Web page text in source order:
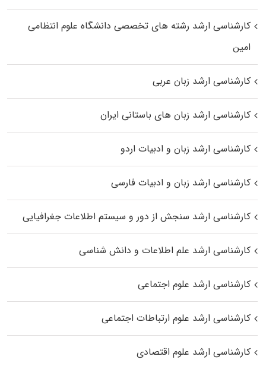
کارشناسی ارشد رﺷﺘﻪ ﻫﺎی تخصصی داﻧﺸﮕﺎه ﻋﻠﻮم انتظامی
اﻣﻴﻦ
کارشناسی ارشد زبان عربی
کارشناسی ارشد زبان‌ های باستانی ایران
کارشناسی ارشد زبان و ادبیات اردو
کارشناسی ارشد زبان و ادبیات فارسی
کارشناسی ارشد سنجش از دور و سیستم اطلاعات جغرافیایی
کارشناسی ارشد علم اطلاعات و دانش شناسی
کارشناسی ارشد علوم اجتماعی
کارشناسی ارشد علوم ارتباطات اجتماعی
کارشناسی ارشد علوم اقتصادی